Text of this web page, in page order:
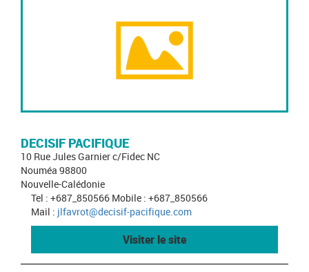
DECISIF PACIFIQUE
10 Rue Jules Garnier c/Fidec NC
Nouméa 98800
Nouvelle-Calédonie
Tel : +687_850566 Mobile : +687_850566
Mail : jlfavrot@decisif-pacifique.com
Visiter le site